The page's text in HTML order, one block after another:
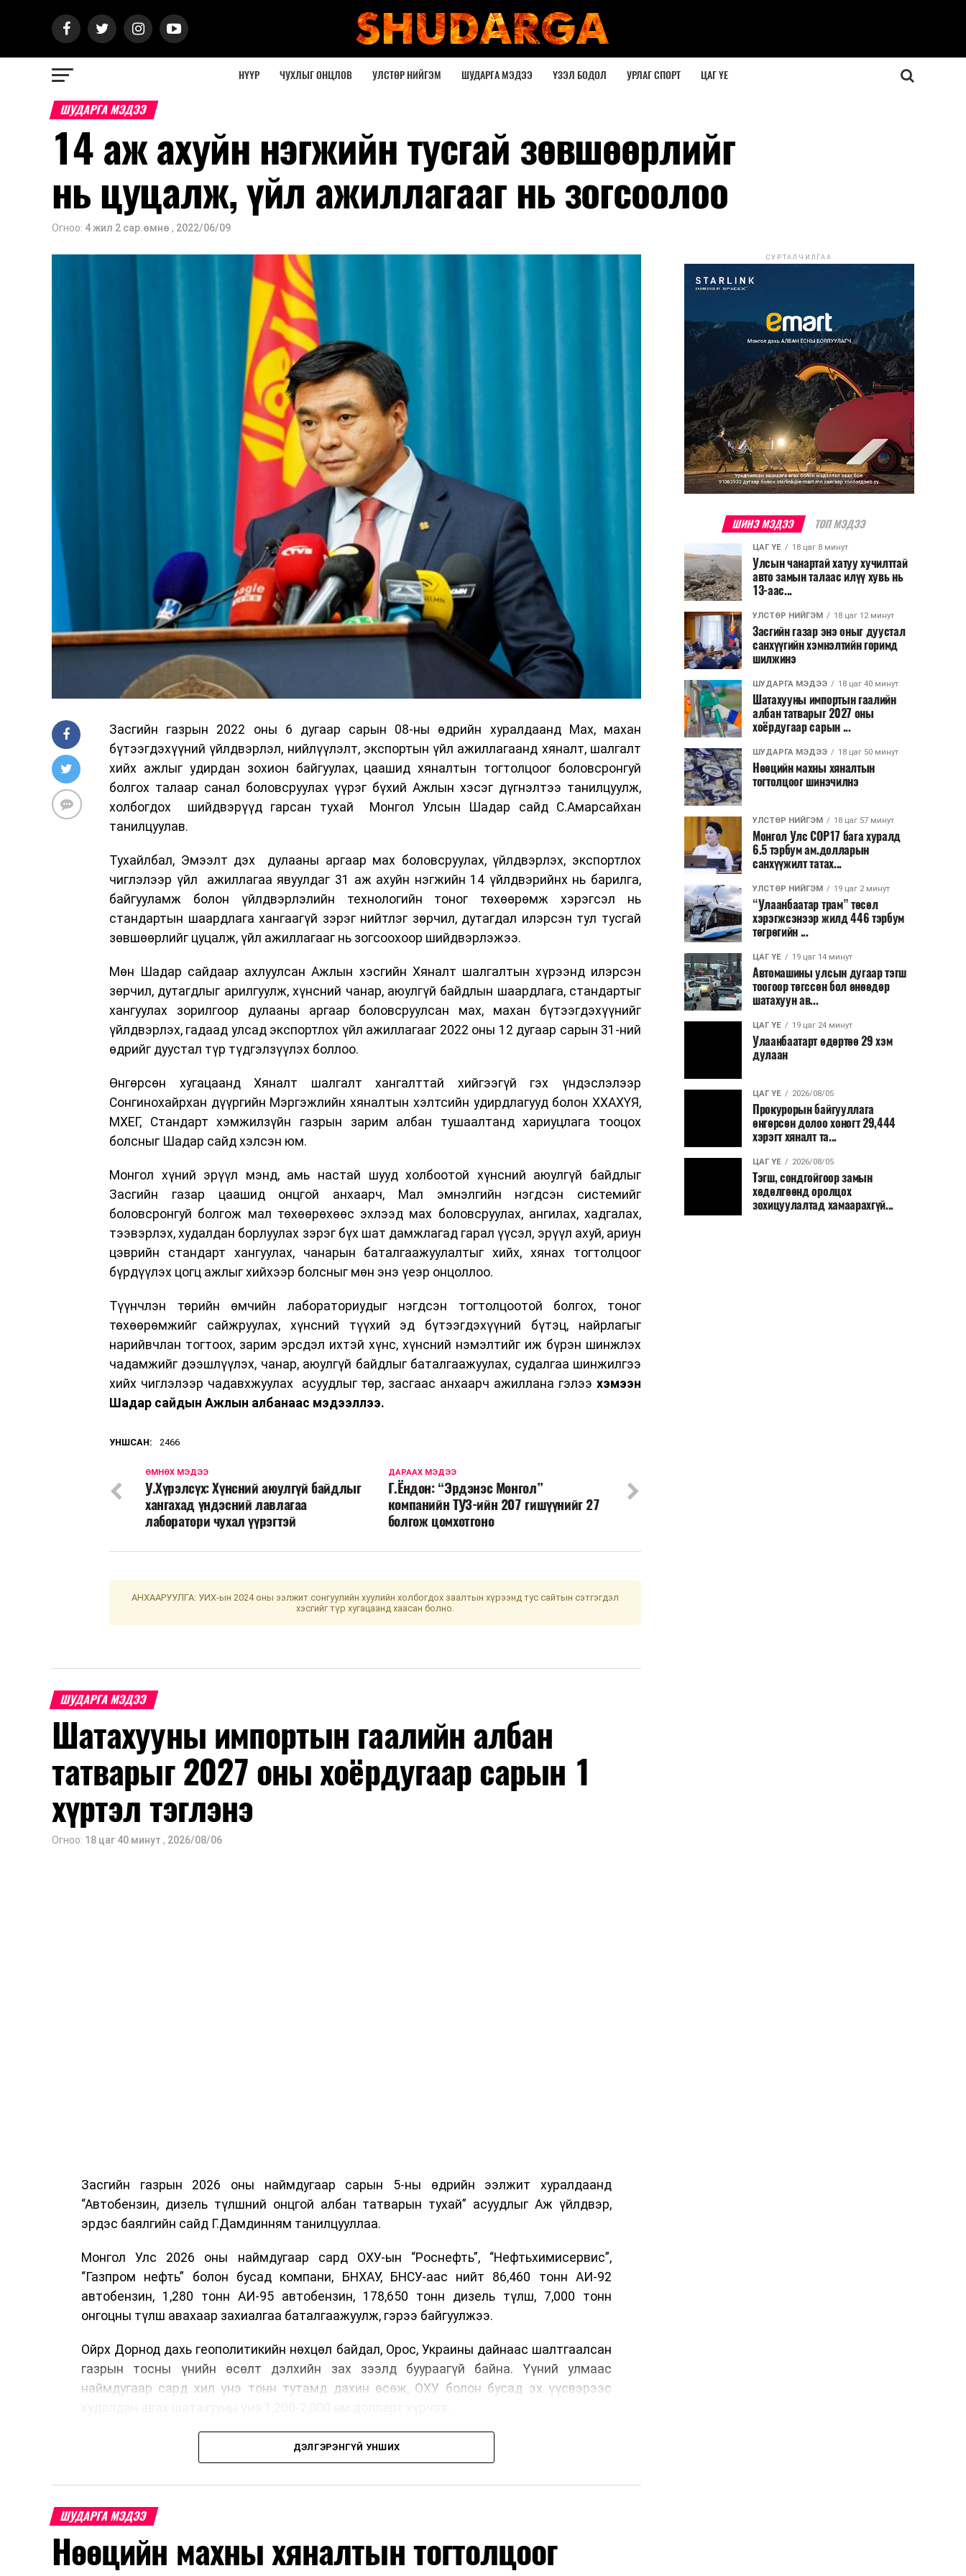
НҮҮР ЧУХЛЫГ ОНЦЛОВ УЛСТӨР НИЙГЭМ ШУДАРГА МЭДЭЭ ҮЗЭЛ БОДОЛ УРЛАГ СПОРТ ЦАГ ҮЕ
ШУДАРГА МЭДЭЭ
14 аж ахуйн нэгжийн тусгай зөвшөөрлийг
нь цуцалж, үйл ажиллагааг нь зогсоолоо
Огноо: 4 жил 2 сар.өмнө , 2022/06/09
Засгийн газрын 2022 оны 6 дугаар сарын 08-ны өдрийн хуралдаанд Мах, махан
бүтээгдэхүүний үйлдвэрлэл, нийлүүлэлт, экспортын үйл ажиллагаанд хяналт, шалгалт
хийх ажлыг удирдан зохион байгуулах, цаашид хяналтын тогтолцоог боловсронгуй
болгох талаар санал боловсруулах үүрэг бүхий Ажлын хэсэг дүгнэлтээ танилцуулж,
холбогдох шийдвэрүүд гарсан тухай Монгол Улсын Шадар сайд С.Амарсайхан
танилцуулав.
Тухайлбал, Эмээлт дэх дулааны аргаар мах боловсруулах, үйлдвэрлэх, экспортлох
чиглэлээр үйл ажиллагаа явуулдаг 31 аж ахуйн нэгжийн 14 үйлдвэрийнх нь барилга,
байгууламж болон үйлдвэрлэлийн технологийн тоног төхөөрөмж хэрэгсэл нь
стандартын шаардлага хангаагүй зэрэг нийтлэг зөрчил, дутагдал илэрсэн тул тусгай
зөвшөөрлийг цуцалж, үйл ажиллагааг нь зогсоохоор шийдвэрлэжээ.
Мөн Шадар сайдаар ахлуулсан Ажлын хэсгийн Хяналт шалгалтын хүрээнд илэрсэн
зөрчил, дутагдлыг арилгуулж, хүнсний чанар, аюулгүй байдлын шаардлага, стандартыг
хангуулах зорилгоор дулааны аргаар боловсруулсан мах, махан бүтээгдэхүүнийг
үйлдвэрлэх, гадаад улсад экспортлох үйл ажиллагааг 2022 оны 12 дугаар сарын 31-ний
өдрийг дуустал түр түдгэлзүүлэх боллоо.
Өнгөрсөн хугацаанд Хяналт шалгалт хангалттай хийгээгүй гэх үндэслэлээр
Сонгинохайрхан дүүргийн Мэргэжлийн хяналтын хэлтсийн удирдлагууд болон ХХАХҮЯ,
МХЕГ, Стандарт хэмжилзүйн газрын зарим албан тушаалтанд хариуцлага тооцох
болсныг Шадар сайд хэлсэн юм.
Монгол хүний эрүүл мэнд, амь настай шууд холбоотой хүнсний аюулгүй байдлыг
Засгийн газар цаашид онцгой анхаарч, Мал эмнэлгийн нэгдсэн системийг
боловсронгуй болгож мал төхөөрөхөөс эхлээд мах боловсруулах, ангилах, хадгалах,
тээвэрлэх, худалдан борлуулах зэрэг бүх шат дамжлагад гарал үүсэл, эрүүл ахуй, ариун
цэврийн стандарт хангуулах, чанарын баталгаажуулалтыг хийх, хянах тогтолцоог
бүрдүүлэх цогц ажлыг хийхээр болсныг мөн энэ үеэр онцоллоо.
Түүнчлэн төрийн өмчийн лабораториудыг нэгдсэн тогтолцоотой болгох, тоног
төхөөрөмжийг сайжруулах, хүнсний түүхий эд бүтээгдэхүүний бүтэц, найрлагыг
нарийвчлан тогтоох, зарим эрсдэл ихтэй хүнс, хүнсний нэмэлтийг иж бүрэн шинжлэх
чадамжийг дээшлүүлэх, чанар, аюулгүй байдлыг баталгаажуулах, судалгаа шинжилгээ
хийх чиглэлээр чадавхжуулах асуудлыг төр, засгаас анхаарч ажиллана гэлээ хэмээн
Шадар сайдын Ажлын албанаас мэдээллээ.
УНШСАН: 2466
ДАРААХ МЭДЭЭ
Г.Ёндон: “Эрдэнэс Монгол”
компанийн ТУЗ-ийн 207 гишүүнийг 27
болгож цомхотгоно
ӨМНӨХ МЭДЭЭ
У.Хүрэлсүх: Хүнсний аюулгүй байдлыг
хангахад үндэсний лавлагаа
лаборатори чухал үүрэгтэй
АНХААРУУЛГА: УИХ-ын 2024 оны ээлжит сонгуулийн хуулийн холбогдох заалтын хүрээнд тус сайтын сэтгэгдэл
хэсгийг түр хугацаанд хаасан болно.
ШУДАРГА МЭДЭЭ
Шатахууны импортын гаалийн албан
татварыг 2027 оны хоёрдугаар сарын 1
хүртэл тэглэнэ
Огноо: 18 цаг 40 минут , 2026/08/06
Засгийн газрын 2026 оны наймдугаар сарын 5-ны өдрийн ээлжит хуралдаанд
“Автобензин, дизель түлшний онцгой албан татварын тухай” асуудлыг Аж үйлдвэр,
эрдэс баялгийн сайд Г.Дамдинням танилцууллаа.
Монгол Улс 2026 оны наймдугаар сард ОХУ-ын “Роснефть”, “Нефтьхимисервис”,
“Газпром нефть” болон бусад компани, БНХАУ, БНСУ-аас нийт 86,460 тонн АИ-92
автобензин, 1,280 тонн АИ-95 автобензин, 178,650 тонн дизель түлш, 7,000 тонн
онгоцны түлш авахаар захиалгаа баталгаажуулж, гэрээ байгуулжээ.
Ойрх Дорнод дахь геополитикийн нөхцөл байдал, Орос, Украины дайнаас шалтгаалсан
газрын тосны үнийн өсөлт дэлхийн зах зээлд буураагүй байна. Үүний улмаас
наймдугаар сард хил үнэ тонн тутамд дахин өсөж, ОХУ болон бусад эх үүсвэрээс
Иймд дотоодын зах зээл дэх үнийн өсөлтийг сааруулахын тулд гаалийн болон онцгой
албан татварыг тэглэх шаардлага үүссэнийг салбарын сайд танилцуулсан байна.
Улс уг хоригт хамрагдахгүй гэдгийг онцоллоо. Мөн БНХАУ, БНСУ-аас шаардлагатай
Тэрбээр шатахууны нөөц, түгээлтийн мэдээллийг иргэдэд ил тод хүргэж, 33 жилийн
ДЭЛГЭРЭНГҮЙ УНШИХ
ШУДАРГА МЭДЭЭ
Нөөцийн махны хяналтын тогтолцоог
СУРТАЛЧИЛГАА
ШИНЭ МЭДЭЭ ТОП МЭДЭЭ
ЦАГ ҮЕ 18 цаг 8 минут
Улсын чанартай хатуу хучилттай
авто замын талаас илүү хувь нь
13-аас...
УЛСТӨР НИЙГЭМ 18 цаг 12 минут
Засгийн газар энэ оныг дуустал
санхүүгийн хэмнэлтийн горимд
шилжинэ
ШУДАРГА МЭДЭЭ 18 цаг 40 минут
Шатахууны импортын гаалийн
албан татварыг 2027 оны
хоёрдугаар сарын ...
ШУДАРГА МЭДЭЭ 18 цаг 50 минут
Нөөцийн махны хяналтын
тогтолцоог шинэчилнэ
УЛСТӨР НИЙГЭМ 18 цаг 57 минут
Монгол Улс COP17 бага хуралд
6.5 тэрбум ам.долларын
санхүүжилт татах...
УЛСТӨР НИЙГЭМ 19 цаг 2 минут
“Улаанбаатар трам” төсөл
хэрэгжсэнээр жилд 446 тэрбум
төгрөгийн ...
ЦАГ ҮЕ 19 цаг 14 минут
Автомашины улсын дугаар тэгш
тоогоор төгссөн бол өнөөдөр
шатахуун ав...
ЦАГ ҮЕ 19 цаг 24 минут
Улаанбаатарт өдөртөө 29 хэм
дулаан
ЦАГ ҮЕ 2026/08/05
Прокурорын байгууллага
өнгөрсөн долоо хоногт 29,444
хэрэгт хяналт та...
ЦАГ ҮЕ 2026/08/05
Тэгш, сондгойгоор замын
хөдөлгөөнд оролцох
зохицуулалтад хамаарахгүй...